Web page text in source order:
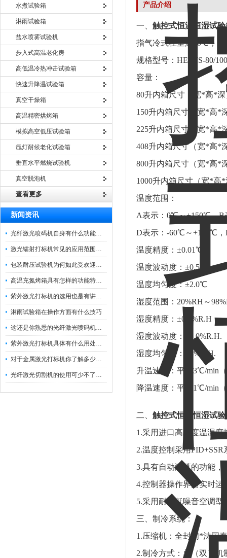
水煮试验箱
淋雨试验箱
盐水喷雾试验机
步入式高温老化房
高低温冷热冲击试验箱
快速升降温试验箱
真空干燥箱
高温精密烘烤箱
模拟高空低压试验箱
氙灯耐候老化试验箱
垂直水平燃烧试验机
真空脱泡机
查看更多
新闻资讯
光纤激光喷码机自身有什么功能？不妨看看下文
激光镭射打标机常见的应用范围如下
包装耐压试验机为何如此受欢迎呢？
高温充氮烤箱具有怎样的功能特点呢？
紫外激光打标机的选用也是有讲究的
淋雨试验箱在操作方面有什么技巧
这还是你熟悉的光纤激光喷码机吗？
紫外激光打标机具体有什么用处呢？
对于金属激光打标机你了解多少呢？
光纤激光切割机的使用可少不了以下步骤
产品介绍
一、 触控式恒温恒湿试验
指气冷式在室温20℃，空
规格型号：HE-WS-80/
容量：
80升内箱尺寸（宽*高*深
150升内箱尺寸（宽*高*
225升内箱尺寸（宽*高*
408升内箱尺寸（宽*高*
800升内箱尺寸（宽*高*
1000升内箱尺寸（宽*高*
温度范围：
A表示：0℃～+150℃，
D表示：-60℃～+150℃
温度精度：±0.01℃
温度波动度：±0.5℃
温度均匀度：±2.0℃
湿度范围：20%RH～
湿度精度：±0.1%R.H
湿度波动度：±2.0%R.H.
湿度均匀度：±3%R.H.
升温速率：平均3℃/min
降温速度：平均1℃/min
二、 触控式恒温恒湿试验
1.采用进口高精度温湿
2.温度控制采用
3.具有自动演算的功能
4.控制器操作界面实时
5.采用耐温低噪音空调
三、 制冷系统：
1.压缩机：全封闭*法国
2.制冷方式：单（双）机